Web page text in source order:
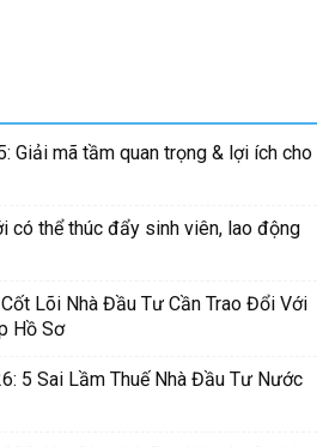
Giải mã tầm quan trọng & lợi ích cho
có thể thúc đẩy sinh viên, lao động
Lõi Nhà Đầu Tư Cần Trao Đổi Với
Hồ Sơ
5 Sai Lầm Thuế Nhà Đầu Tư Nước